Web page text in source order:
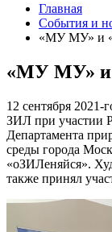
Главная
События и
«МУ МУ» и
«МУ МУ» и
12 сентября 2021-
ЗИЛ при участии
Департамента
среды города
«оЗИЛеняйся».
также принял